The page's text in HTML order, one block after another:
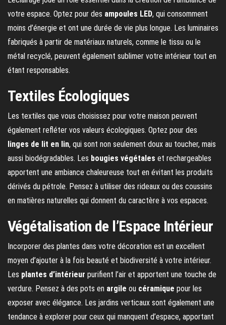
votre espace. Optez pour des ampoules LED, qui consomment
moins d’énergie et ont une durée de vie plus longue. Les luminaires
fabriqués à partir de matériaux naturels, comme le tissu ou le
métal recyclé, peuvent également sublimer votre intérieur tout en
étant responsables.
Textiles Écologiques
Les textiles que vous choisissez pour votre maison peuvent
également refléter vos valeurs écologiques. Optez pour des
linges de lit en lin, qui sont non seulement doux au toucher, mais
aussi biodégradables. Les bougies végétales et rechargeables
apportent une ambiance chaleureuse tout en évitant les produits
dérivés du pétrole. Pensez à utiliser des rideaux ou des coussins
en matières naturelles qui donnent du caractère à vos espaces.
Végétalisation de l’Espace Intérieur
Incorporer des plantes dans votre décoration est un excellent
moyen d’ajouter à la fois beauté et biodiversité à votre intérieur.
Les plantes d’intérieur purifient l’air et apportent une touche de
verdure. Pensez à des pots en argile ou céramique pour les
exposer avec élégance. Les jardins verticaux sont également une
tendance à explorer pour ceux qui manquent d’espace, apportant